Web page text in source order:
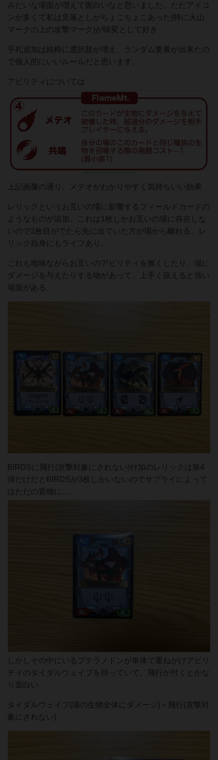
みたいな場面が増えて面白いなと思いました。ただアイコ
ンが多くて私は見落としがちょこちょこあった(特に火山
マークの上の攻撃マーク)が味変として好き
手札追加は純粋に選択肢が増え、ランダム要素が出来たの
で個人的にいいルールだと思います。
アビリティについては
上記画像の通り、メテオがわかりやすく気持ちいい効果
レリックというお互いの場に影響するフィールドカードの
ようなものが追加。これは1枚しかお互いの場に存在しな
いので2枚目がでたら先に出ていた方が場から離れる。レ
リック自身にもライフあり。
これも地味ながらお互いのアビリティを無くしたり、場に
ダメージを与えたりする物があって、上手く扱えると強い
場面がある。
BIRDSに飛行(攻撃対象にされない)付加のレリックは第4
弾だけだとBIRDSが3枚しかいないのでサプライによって
はただの置物に…
しかしその中にいるプテラノドンが単体で重ねがけアビリ
ティのタイダルウェイブを持っていて、飛行が付くとかな
り面白い
タイダルウェイブ(場の生物全体にダメージ)＋飛行(攻撃対
象にされない)